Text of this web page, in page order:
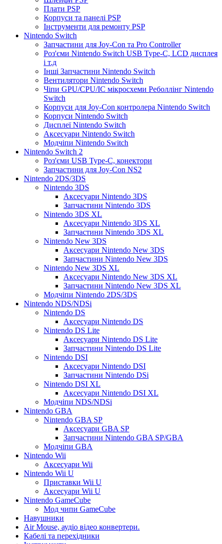
Плати PSP
Корпуси та панелі PSP
Інструменти для ремонту PSP
Nintendo Switch
Запчастини для Joy-Con та Pro Controller
Роз'єми Nintendo Switch USB Type-C, LCD дисплея
і т.д
Інші Запчастини Nintendo Switch
Вентилятори Nintendo Switch
Чіпи GPU/CPU/IC мікросхеми Реболлінг Nintendo
Switch
Корпуси для Joy-Con контролера Nintendo Switch
Корпуси Nintendo Switch
Дисплеї Nintendo Switch
Аксесуари Nintendo Switch
Модчіпи Nintendo Switch
Nintendo Switch 2
Роз'єми USB Type-C, конектори
Запчастини для Joy-Con NS2
Nintendo 2DS/3DS
Nintendo 3DS
Аксесуари Nintendo 3DS
Запчастини Nintendo 3DS
Nintendo 3DS XL
Аксесуари Nintendo 3DS XL
Запчастини Nintendo 3DS XL
Nintendo New 3DS
Аксесуари Nintendo New 3DS
Запчастини Nintendo New 3DS
Nintendo New 3DS XL
Аксесуари Nintendo New 3DS XL
Запчастини Nintendo New 3DS XL
Модчіпи Nintendo 2DS/3DS
Nintendo NDS/NDSi
Nintendo DS
Аксесуари Nintendo DS
Nintendo DS Lite
Аксесуари Nintendo DS Lite
Запчастини Nintendo DS Lite
Nintendo DSI
Аксесуари Nintendo DSI
Запчастини Nintendo DSi
Nintendo DSI XL
Аксесуари Nintendo DSI XL
Модчіпи NDS/NDSi
Nintendo GBA
Nintendo GBA SP
Аксесуари GBA SP
Запчастини Nintendo GBA SP/GBA
Модчіпи GBA
Nintendo Wii
Аксесуари Wii
Nintendo Wii U
Приставки Wii U
Аксесуари Wii U
Nintendo GameCube
Мод чипи GameCube
Навушники
Air Mouse, аудіо відео конвертери.
Кабелі та перехідники